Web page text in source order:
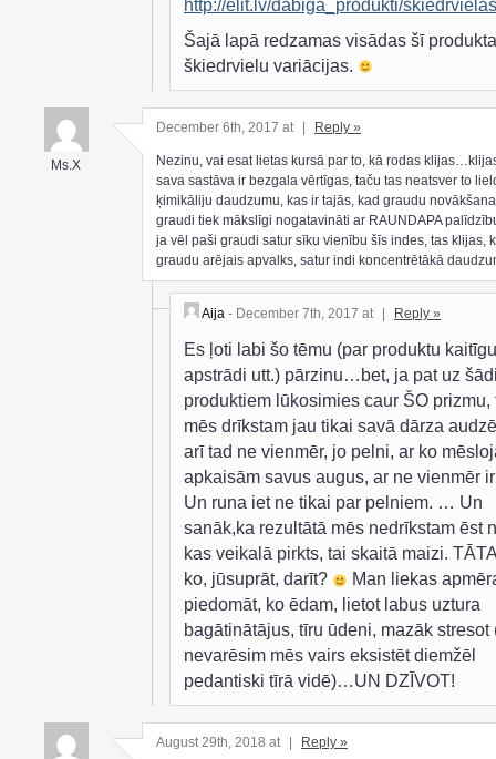
http://elit.lv/dabiga_produkti/skiedrvielas
Šajā lapā redzamas visādas šī produkta
škiedrvielu variācijas.
Ms.X
December 6th, 2017 at | Reply »
Nezinu, vai esat lietas kursā par to, kā rodas
sava sastāva ir bezgala vērtīgas, taču tas neatsver to
ķimikāliju daudzumu, kas ir tajās, kad graudu
graudi tiek mākslīgi nogatavināti ar RAUNDAPA
ja vēl paši graudi satur sīku vienību šīs indes, tas klijas,
graudu arējais apvalks, satur indi koncentrētākā
Aija - December 7th, 2017 at Reply »
Es ļoti labi šo tēmu (par produktu
apstrādi utt.) pārzinu…bet, ja pat uz
produktiem lūkosimies caur ŠO prizmu,
mēs drīkstam jau tikai savā dārza
arī tad ne vienmēr, jo pelni, ar ko
apkaisām savus augus, ar ne vienmēr
Un runa iet ne tikai par pelniem. … Un
sanāk,ka rezultātā mēs nedrīkstam ēst
kas veikalā pirkts, tai skaitā maizi.
ko, jūsuprāt, darīt?
Man liekas
piedomāt, ko ēdam, lietot labus uztura
bagātinātājus, tīru ūdeni, mazāk stresot
nevarēsim mēs vairs eksistēt diemžēl
pedantiski tīrā vidē)…UN DZĪVOT!
August 29th, 2018 at Reply »